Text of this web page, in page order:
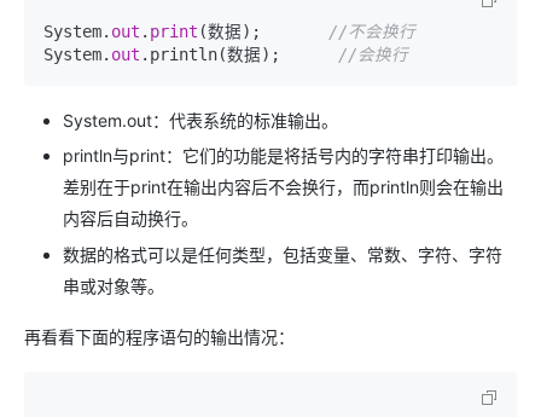
System. out . print (数据);
//不会换行
System. out .println(数据); //会换行
System.out：代表系统的标准输出。
println与print：它们的功能是将括号内的字符串打印输出。
差别在于print在输出内容后不会换行，而println则会在输出
内容后自动换行。
数据的格式可以是任何类型，包括变量、常数、字符、字符
串或对象等。
再看看下面的程序语句的输出情况：